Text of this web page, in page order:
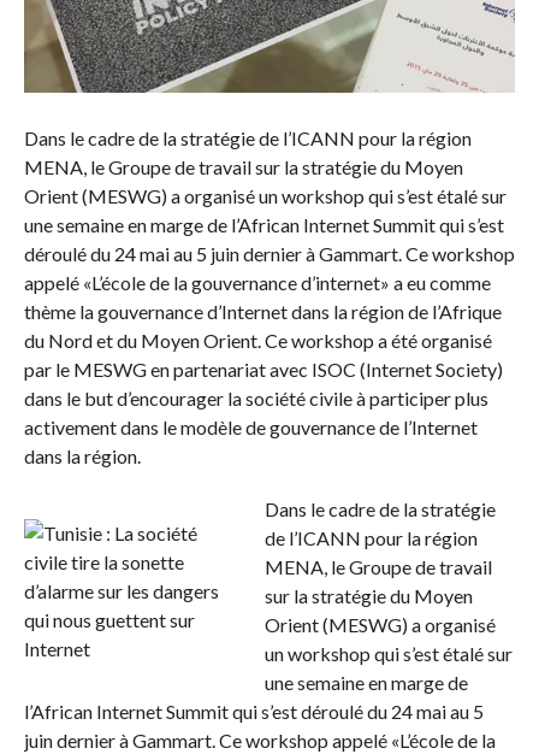
Dans le cadre de la stratégie de l’ICANN pour la région
MENA, le Groupe de travail sur la stratégie du Moyen
Orient (MESWG) a organisé un workshop qui s’est étalé sur
une semaine en marge de l’African Internet Summit qui s’est
déroulé du 24 mai au 5 juin dernier à Gammart. Ce workshop
appelé «L’école de la gouvernance d’internet» a eu comme
thème la gouvernance d’Internet dans la région de l’Afrique
du Nord et du Moyen Orient. Ce workshop a été organisé
par le MESWG en partenariat avec ISOC (Internet Society)
dans le but d’encourager la société civile à participer plus
activement dans le modèle de gouvernance de l’Internet
dans la région.
Dans le cadre de la stratégie
de l’ICANN pour la région
MENA, le Groupe de travail
sur la stratégie du Moyen
Orient (MESWG) a organisé
un workshop qui s’est étalé sur
une semaine en marge de
l’African Internet Summit qui s’est déroulé du 24 mai au 5
juin dernier à Gammart. Ce workshop appelé «L’école de la